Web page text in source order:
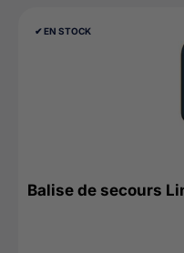
✔︎ EN STOCK
Balise de secours